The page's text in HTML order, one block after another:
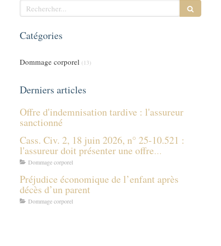
Rechercher
Catégories
Dommage corporel (13)
Derniers articles
Offre d'indemnisation tardive : l'assureur
sanctionné
Cass. Civ. 2, 18 juin 2026, n° 25-10.521 :
l'assureur doit présenter une offre
d'indemnisation même sans connaître les
Dommage corporel
Préjudice économique de l’enfant après
décès d’un parent
Dommage corporel